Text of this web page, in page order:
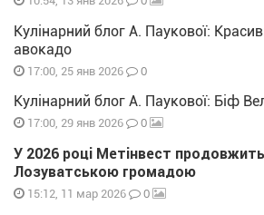
Кулінарний блог А. Паукової:
авокадо
17:00, 25 янв 2026 0
Кулінарний блог А. Паукової: Біф
17:00, 29 янв 2026 0
У 2026 році Метінвест
Лозуватською громадою
15:12, 11 мар 2026 0